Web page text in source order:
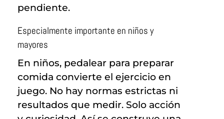
pendiente.
Especialmente importante en niños y
mayores
En niños, pedalear para preparar
comida convierte el ejercicio en
juego. No hay normas estrictas ni
resultados que medir. Solo acción